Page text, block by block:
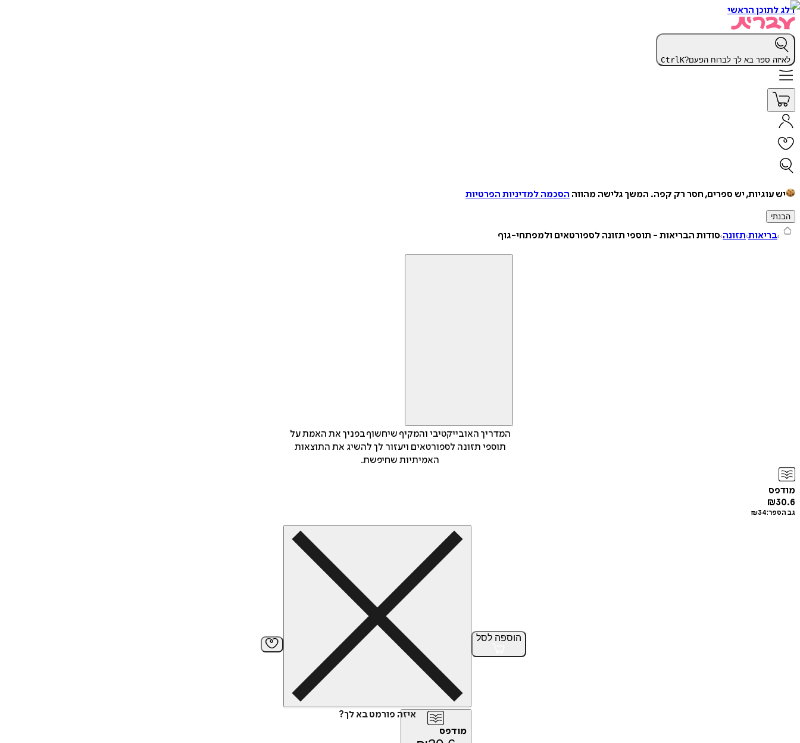
דלג לתוכן הראשי
לאיזה ספר בא לך לברוח הפעם? CtrlK
יש עוגיות, יש ספרים, חסר רק קפה. המשך גלישה מהווה הסכמה למדיניות הפרטיות
הבנתי
בריאות תזונה סודות הבריאות - תוספי תזונה לספורטאים ולמפתחי-גוף
המדריך האובייקטיבי והמקיף שיחשוף בפניך את האמת על
תוספי תזונה לספורטאים ויעזור לך להשיג את התוצאות
האמיתיות שחיפשת.
מודפס
₪30.6
גב הספר: ₪34
הוספה לסל
איזה פורמט בא לך?
מודפס